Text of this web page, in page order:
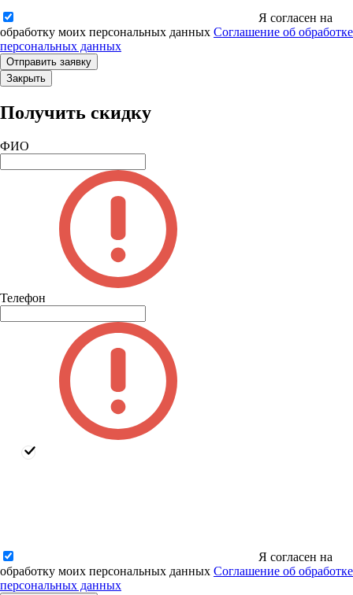
Я согласен на
обработку моих персональных данных Соглашение об обработке
персональных данных
Закрыть
Получить скидку
ФИО
Телефон
Я согласен на
обработку моих персональных данных Соглашение об обработке
персональных данных